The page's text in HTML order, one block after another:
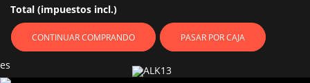
Total (impuestos incl.)
CONTINUAR COMPRANDO PASAR POR CAJA
es